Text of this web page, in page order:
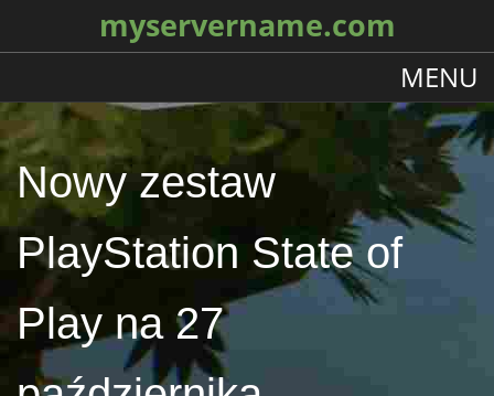
myservername.com
MENU
Nowy zestaw
PlayStation State of
Play na 27